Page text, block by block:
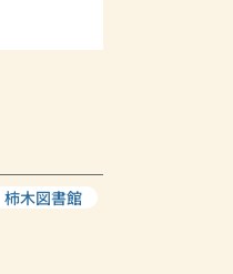
柿木図書館